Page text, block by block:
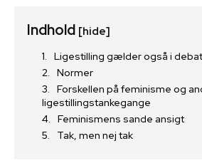
Indhold [hide]
Ligestilling gælder også i
Normer
Forskellen på feminisme og
ligestillingstankegange
Feminismens sande ansigt
Tak, men nej tak